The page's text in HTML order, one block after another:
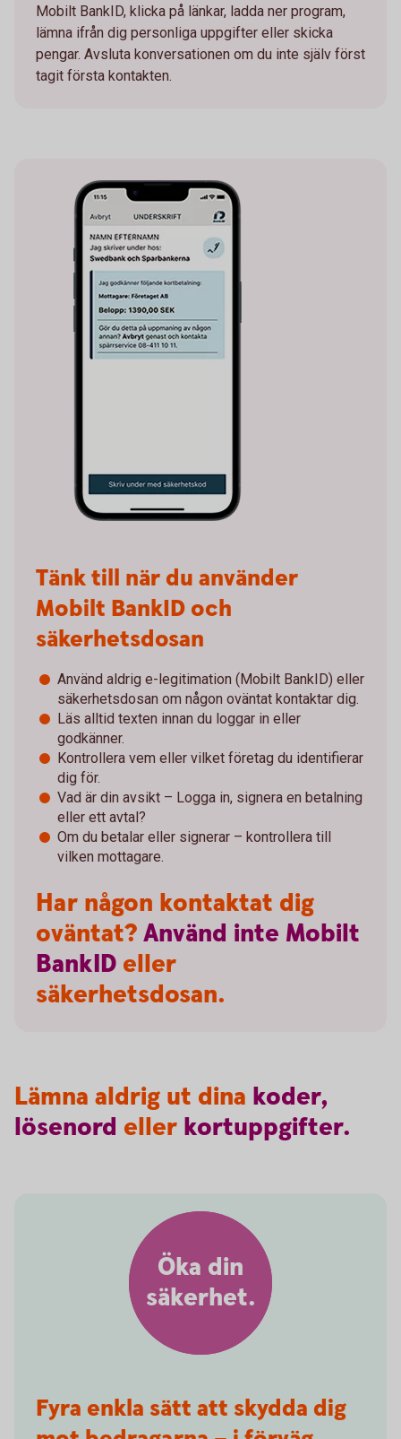
Mobilt BankID, klicka på länkar, ladda ner program,
lämna ifrån dig personliga uppgifter eller skicka
pengar. Avsluta konversationen om du inte själv först
tagit första kontakten.
Tänk till när du använder
Mobilt BankID och
säkerhetsdosan
Använd aldrig e-legitimation (Mobilt BankID) eller
säkerhetsdosan om någon oväntat kontaktar dig.
Läs alltid texten innan du loggar in eller
godkänner.
Kontrollera vem eller vilket företag du identifierar
dig för.
Vad är din avsikt – Logga in, signera en betalning
eller ett avtal?
Om du betalar eller signerar – kontrollera till
vilken mottagare.
Har någon kontaktat dig
oväntat?Använd inte Mobilt
BankID eller
säkerhetsdosan.
Lämna aldrig ut dina koder,
lösenord eller kortuppgifter.
Fyra enkla sätt att skydda dig
Öka din
säkerhet.